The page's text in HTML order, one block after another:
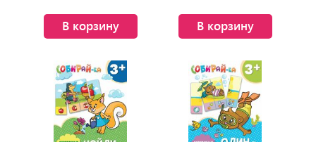
В корзину В корзину